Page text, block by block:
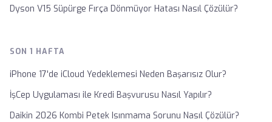
Dyson V15 Süpürge Fırça Dönmüyor Hatası Nasıl Çözülür?
SON 1 HAFTA
iPhone 17'de iCloud Yedeklemesi Neden Başarısız Olur?
İşCep Uygulaması ile Kredi Başvurusu Nasıl Yapılır?
Daikin 2026 Kombi Petek Isınmama Sorunu Nasıl Çözülür?